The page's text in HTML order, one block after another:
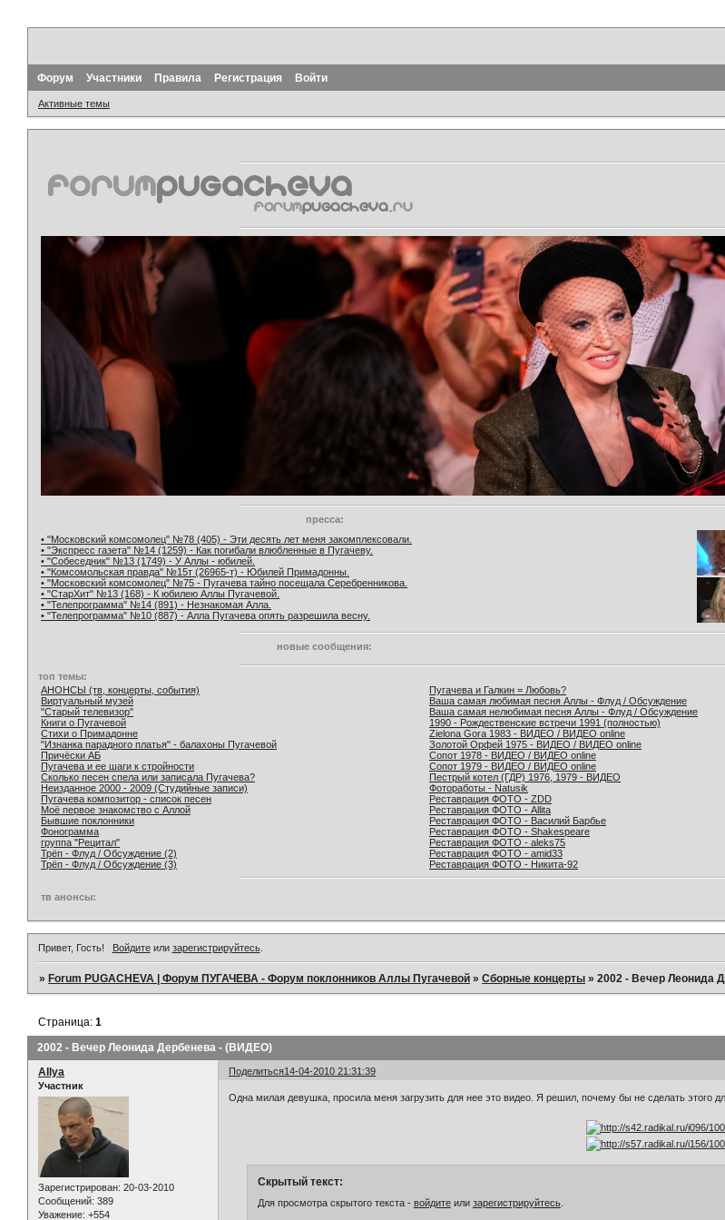
Форум Участники Правила Регистрация Войти
Активные темы
пресса:
• "Московский комсомолец" №78 (405) - Эти десять лет меня закомплексовали.
• "Экспресс газета" №14 (1259) - Как погибали влюбленные в Пугачеву.
• "Собеседник" №13 (1749) - У Аллы - юбилей.
• "Комсомольская правда" №15т (26965-т) - Юбилей Примадонны.
• "Московский комсомолец" №75 - Пугачева тайно посещала Серебренникова.
• "СтарХит" №13 (168) - К юбилею Аллы Пугачевой.
• "Телепрограмма" №14 (891) - Незнакомая Алла.
• "Телепрограмма" №10 (887) - Алла Пугачева опять разрешила весну.
новые сообщения:
топ темы:
АНОНСЫ (тв, концерты, события)
Виртуальный музей
"Старый телевизор"
Книги о Пугачевой
Стихи о Примадонне
"Изнанка парадного платья" - балахоны Пугачевой
Причёски АБ
Пугачева и ее шаги к стройности
Сколько песен спела или записала Пугачева?
Неизданное 2000 - 2009 (Студийные записи)
Пугачева композитор - список песен
Моё первое знакомство с Аллой
Бывшие поклонники
Фонограмма
группа "Рецитал"
Трёп - Флуд / Обсуждение (2)
Трёп - Флуд / Обсуждение (3)
Пугачева и Галкин = Любовь?
Ваша самая любимая песня Аллы - Флуд / Обсуждение
Ваша самая нелюбимая песня Аллы - Флуд / Обсуждение
1990 - Рождественские встречи 1991 (полностью)
Zielona Gora 1983 - ВИДЕО / ВИДЕО online
Золотой Орфей 1975 - ВИДЕО / ВИДЕО online
Сопот 1978 - ВИДЕО / ВИДЕО online
Сопот 1979 - ВИДЕО / ВИДЕО online
Пестрый котел (ГДР) 1976, 1979 - ВИДЕО
Фотоработы - Natusik
Реставрация ФОТО - ZDD
Реставрация ФОТО - Allita
Реставрация ФОТО - Василий Барбье
Реставрация ФОТО - Shakespeare
Реставрация ФОТО - aleks75
Реставрация ФОТО - amid33
Реставрация ФОТО - Никита-92
тв анонсы:
Привет, Гость! Войдитеили зарегистрируйтесь.
»Forum PUGACHEVA | Форум ПУГАЧЕВА - Форум поклонников Аллы Пугачевой »Сборные концерты »2002 - Вечер Леонида
2002 - Вечер Леонида Дербенева - (ВИДЕО)
Страница:1
Поделиться14-04-2010 21:31:39
AIlya
Участник
Зарегистрирован: 20-03-2010
Сообщений: 389
Уважение: +554
Одна милая девушка, просила меня загрузить для нее это видео. Я решил, почему бы не сделать этого
Скрытый текст:
Для просмотра скрытого текста - войдитеили зарегистрируйтесь.